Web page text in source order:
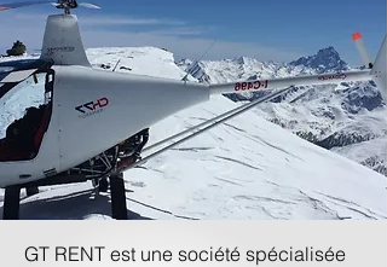
GT RENT est une société spécialisée